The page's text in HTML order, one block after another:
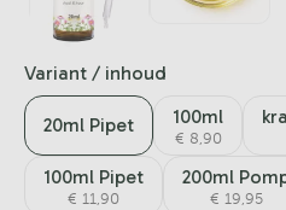
Variant / inhoud
20ml Pipet 100ml
€ 8,90
200ml
€ 19,95
100ml Pipet
€ 11,90